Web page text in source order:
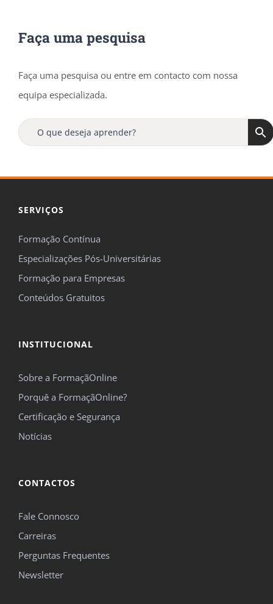
Faça uma pesquisa
Faça uma pesquisa ou entre em contacto com nossa
equipa especializada.
SERVIÇOS
Formação Contínua
Especializações Pós-Universitárias
Formação para Empresas
Conteúdos Gratuitos
INSTITUCIONAL
Sobre a FormaçãOnline
Porquê a FormaçãOnline?
Certificação e Segurança
Notícias
CONTACTOS
Fale Connosco
Carreiras
Perguntas Frequentes
Newsletter